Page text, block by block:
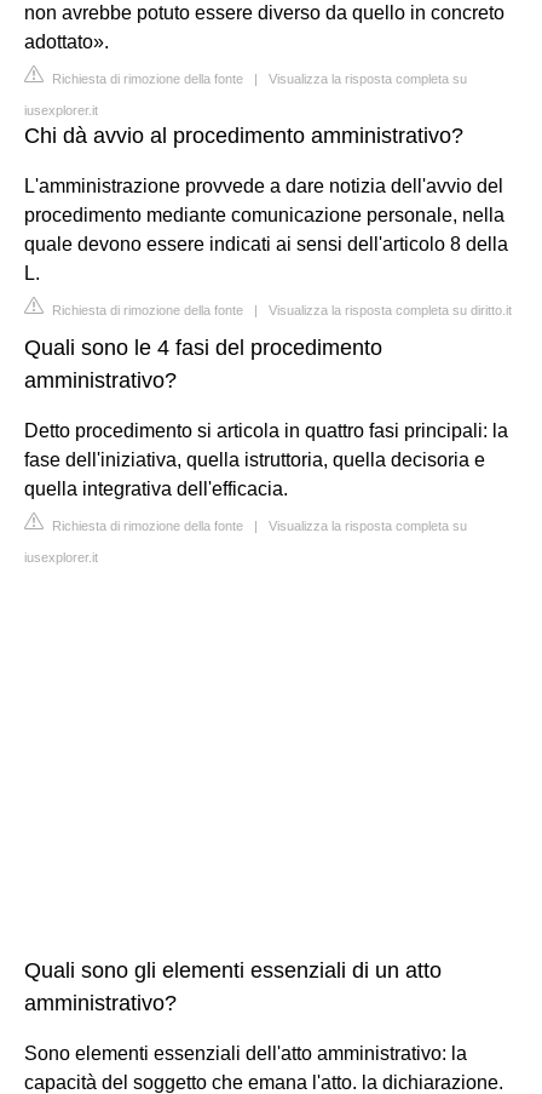
non avrebbe potuto essere diverso da quello in concreto
adottato».
Richiesta di rimozione della fonte | Visualizza la risposta completa su
iusexplorer.it
Chi dà avvio al procedimento amministrativo?
L'amministrazione provvede a dare notizia dell'avvio del
procedimento mediante comunicazione personale, nella
quale devono essere indicati ai sensi dell'articolo 8 della
L.
Richiesta di rimozione della fonte | Visualizza la risposta completa su diritto.it
Quali sono le 4 fasi del procedimento
amministrativo?
Detto procedimento si articola in quattro fasi principali: la
fase dell'iniziativa, quella istruttoria, quella decisoria e
quella integrativa dell'efficacia.
Richiesta di rimozione della fonte | Visualizza la risposta completa su
iusexplorer.it
Quali sono gli elementi essenziali di un atto
amministrativo?
Sono elementi essenziali dell'atto amministrativo: la
capacità del soggetto che emana l'atto. la dichiarazione.